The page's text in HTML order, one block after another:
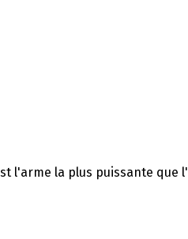
l'arme la plus puissante